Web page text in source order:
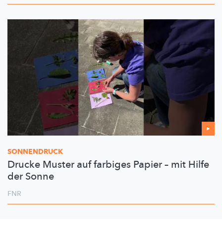
SONNENDRUCK
Drucke Muster auf farbiges Papier – mit Hilfe
der Sonne
FNR